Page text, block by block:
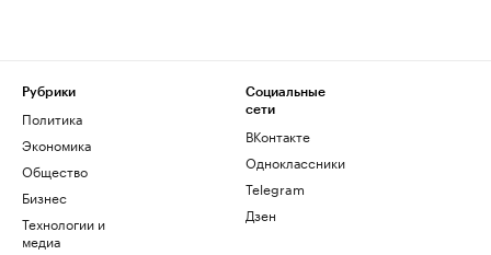
Рубрики
Политика
Экономика
Общество
Бизнес
Технологии и
медиа
Социальные
сети
ВКонтакте
Одноклассники
Telegram
Дзен